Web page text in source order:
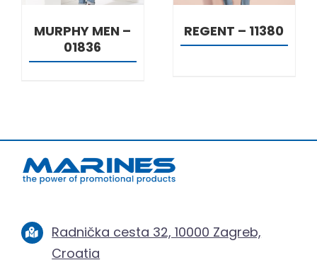
MURPHY MEN –
01836
REGENT – 11380
Radnička cesta 32, 10000 Zagreb,
Croatia